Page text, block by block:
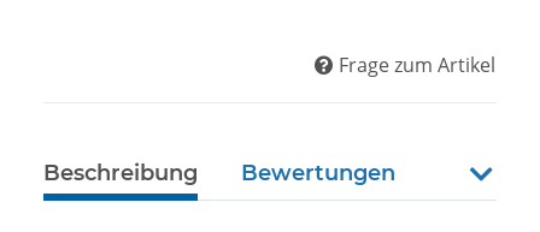
Frage zum Artikel
Beschreibung Bewertungen